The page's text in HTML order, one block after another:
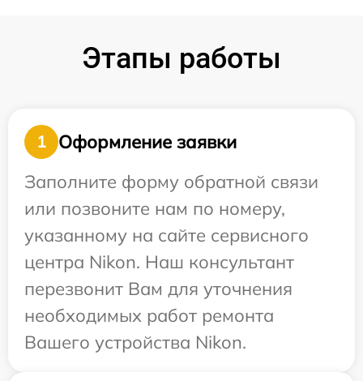
Этапы работы
1
Оформление заявки
Заполните форму обратной связи
или позвоните нам по номеру,
указанному на сайте сервисного
центра Nikon. Наш консультант
перезвонит Вам для уточнения
необходимых работ ремонта
Вашего устройства Nikon.